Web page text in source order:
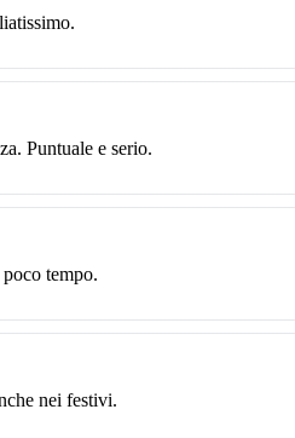
Puntuale e serio.
tempo.
nei festivi.